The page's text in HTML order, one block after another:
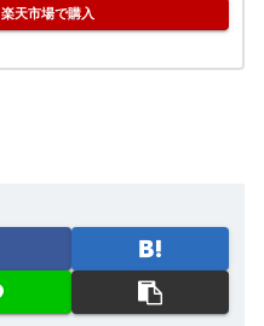
楽天市場で購入